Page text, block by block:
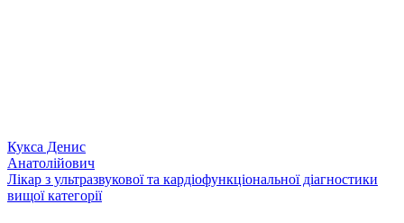
Кукса Денис
Анатолійович
Лікар з ультразвукової та кардіофункціональної діагностики
вищої категорії